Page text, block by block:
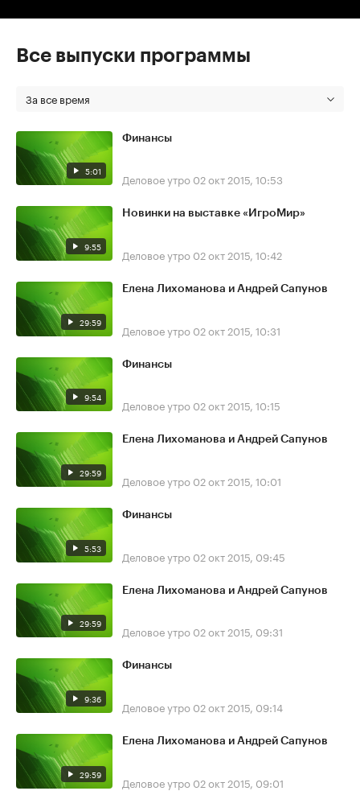
Все выпуски программы
За все время
5:01
Финансы
Деловое утро 02 окт 2015, 10:53
9:55
Новинки на выставке «ИгроМир»
Деловое утро 02 окт 2015, 10:42
29:59
Елена Лихоманова и Андрей Сапунов
Деловое утро 02 окт 2015, 10:31
9:54
Финансы
Деловое утро 02 окт 2015, 10:15
29:59
Елена Лихоманова и Андрей Сапунов
Деловое утро 02 окт 2015, 10:01
5:53
Финансы
Деловое утро 02 окт 2015, 09:45
29:59
Елена Лихоманова и Андрей Сапунов
Деловое утро 02 окт 2015, 09:31
9:36
Финансы
Деловое утро 02 окт 2015, 09:14
29:59
Елена Лихоманова и Андрей Сапунов
Деловое утро 02 окт 2015, 09:01